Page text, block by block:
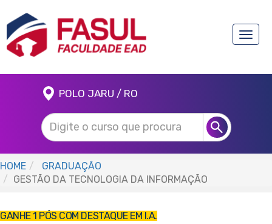
Toggle
POLO JARU / RO
HOME
GRADUAÇÃO
GESTÃO DA TECNOLOGIA DA INFORMAÇÃO
GANHE 1 PÓS COM DESTAQUE EM I.A.